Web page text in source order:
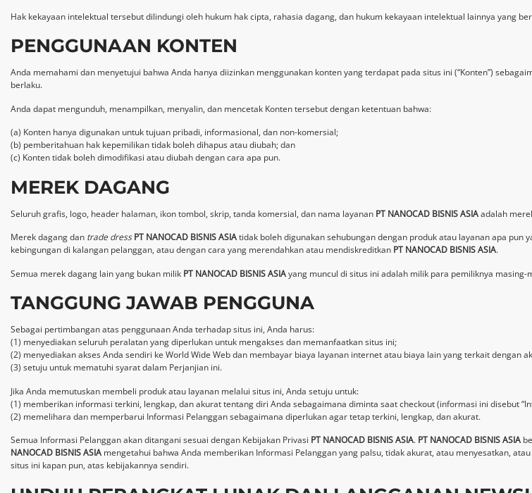
Hak kekayaan intelektual tersebut dilindungi oleh hukum hak cipta, rahasia dagang, dan hukum kekayaan intelektual lainnya yang
PENGGUNAAN KONTEN
Anda memahami dan menyetujui bahwa Anda hanya diizinkan menggunakan konten yang terdapat pada situs ini (“Konten”)
berlaku.
Anda dapat mengunduh, menampilkan, menyalin, dan mencetak Konten tersebut dengan ketentuan bahwa:
(a) Konten hanya digunakan untuk tujuan pribadi, informasional, dan non-komersial;
(b) pemberitahuan hak kepemilikan tidak boleh dihapus atau diubah; dan
(c) Konten tidak boleh dimodifikasi atau diubah dengan cara apa pun.
MEREK DAGANG
Seluruh grafis, logo, header halaman, ikon tombol, skrip, tanda komersial, dan nama layanan PT NANOCAD BISNIS ASIAadalah
Merek dagang dan trade dress PT NANOCAD BISNIS ASIAtidak boleh digunakan sehubungan dengan produk atau layanan apa pun
kebingungan di kalangan pelanggan, atau dengan cara yang merendahkan atau mendiskreditkan PT NANOCAD BISNIS ASIA.
Semua merek dagang lain yang bukan milik PT NANOCAD BISNIS ASIAyang muncul di situs ini adalah milik para pemiliknya
TANGGUNG JAWAB PENGGUNA
Sebagai pertimbangan atas penggunaan Anda terhadap situs ini, Anda harus:
(1) menyediakan seluruh peralatan yang diperlukan untuk mengakses dan memanfaatkan situs ini;
(2) menyediakan akses Anda sendiri ke World Wide Web dan membayar biaya layanan internet atau biaya lain yang terkait dengan
(3) setuju untuk mematuhi syarat dalam Perjanjian ini.
Jika Anda memutuskan membeli produk atau layanan melalui situs ini, Anda setuju untuk:
(1) memberikan informasi terkini, lengkap, dan akurat tentang diri Anda sebagaimana diminta saat checkout (informasi ini disebut
(2) memelihara dan memperbarui Informasi Pelanggan sebagaimana diperlukan agar tetap terkini, lengkap, dan akurat.
Semua Informasi Pelanggan akan ditangani sesuai dengan Kebijakan Privasi PT NANOCAD BISNIS ASIA. PT NANOCAD BISNIS ASIA
NANOCAD BISNIS ASIA mengetahui bahwa Anda memberikan Informasi Pelanggan yang palsu, tidak akurat, atau menyesatkan,
situs ini kapan pun, atas kebijakannya sendiri.